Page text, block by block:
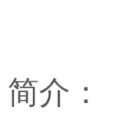
简介：